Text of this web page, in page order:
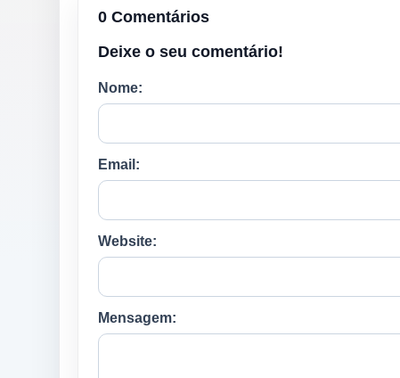
0 Comentários
Deixe o seu comentário!
Nome:
Email:
Website:
Mensagem: